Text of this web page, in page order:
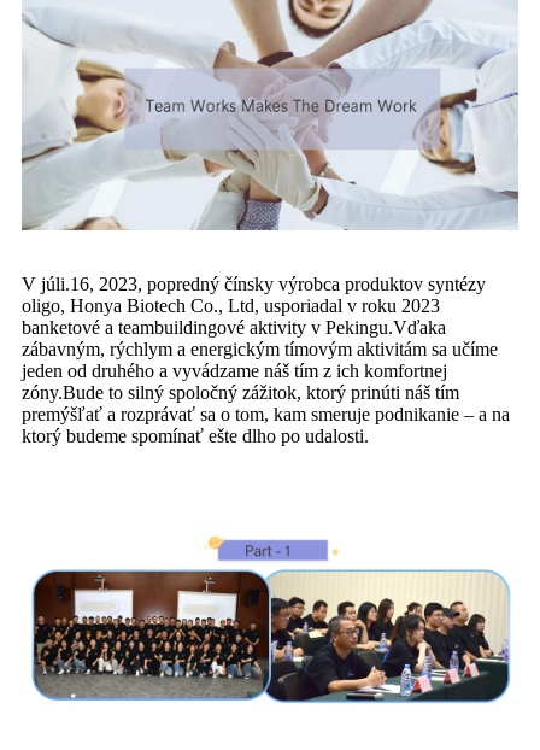
V júli.16, 2023, popredný čínsky výrobca produktov syntézy
oligo, Honya Biotech Co., Ltd, usporiadal v roku 2023
banketové a teambuildingové aktivity v Pekingu.Vďaka
zábavným, rýchlym a energickým tímovým aktivitám sa učíme
jeden od druhého a vyvádzame náš tím z ich komfortnej
zóny.Bude to silný spoločný zážitok, ktorý prinúti náš tím
premýšľať a rozprávať sa o tom, kam smeruje podnikanie – a na
ktorý budeme spomínať ešte dlho po udalosti.